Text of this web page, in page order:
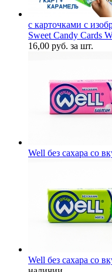
с карточками с
Sweet Candy Cards
16,00 руб. за шт.
Well без сахара со
Well без сахара со